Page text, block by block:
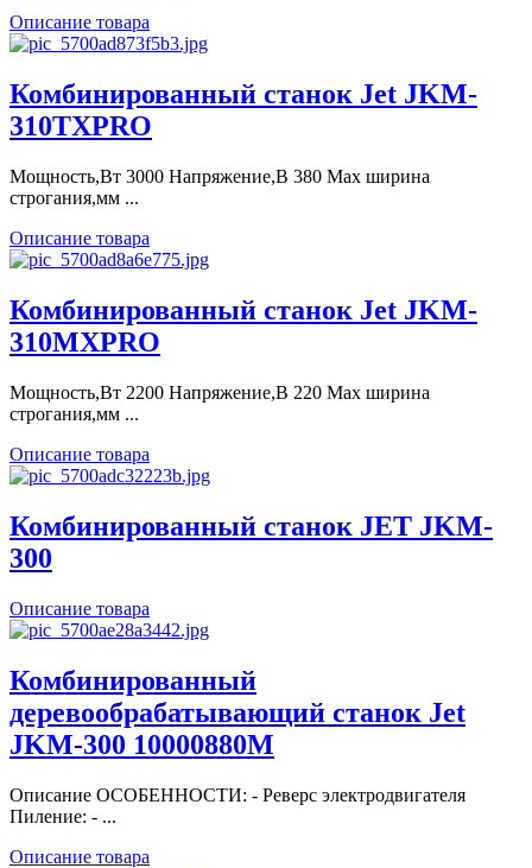
Описание товара
Комбинированный станок Jet JKM-
310TXPRO
Мощность,Вт 3000 Напряжение,В 380 Max ширина
строгания,мм ...
Описание товара
Комбинированный станок Jet JKM-
310MXPRO
Мощность,Вт 2200 Напряжение,В 220 Max ширина
строгания,мм ...
Описание товара
Комбинированный станок JET JKM-
300
Описание товара
Комбинированный
деревообрабатывающий станок Jet
JKM-300 10000880M
Описание ОСОБЕННОСТИ: - Реверс электродвигателя
Пиление: - ...
Описание товара